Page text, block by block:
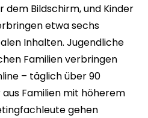
dem Bildschirm, und Kinder
etwa sechs
Inhalten. Jugendliche
Familien verbringen
– täglich über 90
Familien mit höherem
gehen